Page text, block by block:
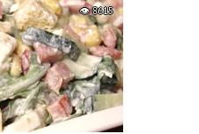
8615